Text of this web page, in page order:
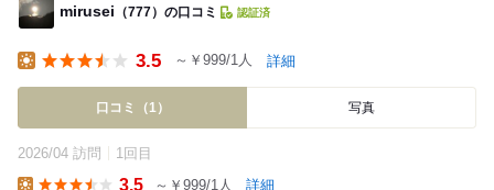
mirusei （777）の口コミ 認証済
3.5 ～￥999/1人 詳細
口コミ（1） 写真
2026/04 訪問 1回目
3.5 ～￥999/1人 詳細